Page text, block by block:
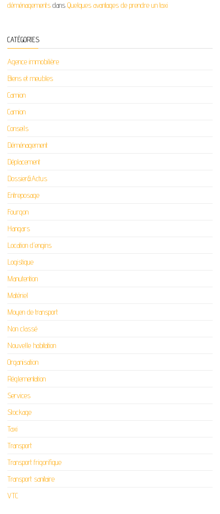
déménagements dans Quelques avantages de prendre un taxi
CATÉGORIES
Agence immobilière
Biens et meubles
Camion
Camion
Conseils
Déménagement
Déplacement
Dossier&Actus
Entreposage
Fourgon
Hangars
Location d'engins
Logistique
Manutention
Matériel
Moyen de transport
Non classé
Nouvelle habitation
Organisation
Réglementation
Services
Stockage
Taxi
Transport
Transport frigorifique
Transport sanitaire
VTC